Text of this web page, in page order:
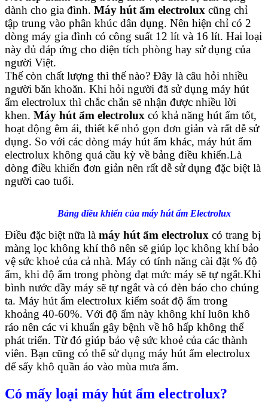
dành cho gia đình. Máy hút ẩm electrolux cũng chỉ
tập trung vào phân khúc dân dụng. Nên hiện chỉ có 2
dòng máy gia đình có công suất 12 lít và 16 lít. Hai loại
này đủ đáp ứng cho diện tích phòng hay sử dụng của
người Việt.
Thế còn chất lượng thì thế nào? Đây là câu hỏi nhiều
người băn khoăn. Khi hỏi người đã sử dụng máy hút
ẩm electrolux thì chắc chắn sẽ nhận được nhiều lời
khen. Máy hút ẩm electrolux có khả năng hút ẩm tốt,
hoạt động êm ái, thiết kế nhỏ gọn đơn giản và rất dễ sử
dụng. So với các dòng máy hút ẩm khác, máy hút ẩm
electrolux không quá cầu kỳ về bảng điều khiển.Là
dòng điều khiển đơn giản nên rất dễ sử dụng đặc biệt là
người cao tuổi.
Bảng điều khiển của máy hút ẩm Electrolux
Điều đặc biệt nữa là máy hút ẩm electrolux có trang bị
màng lọc không khí thô nên sẽ giúp lọc không khí bảo
vệ sức khoẻ của cả nhà. Máy có tính năng cài đặt % độ
ẩm, khi độ ẩm trong phòng đạt mức máy sẽ tự ngắt.Khi
bình nước đầy máy sẽ tự ngắt và có đèn báo cho chúng
ta. Máy hút ẩm electrolux kiểm soát độ ẩm trong
khoảng 40-60%. Với độ ẩm này không khí luôn khô
ráo nên các vi khuẩn gây bệnh về hô hấp không thể
phát triển. Từ đó giúp bảo vệ sức khoẻ của các thành
viên. Bạn cũng có thể sử dụng máy hút ẩm electrolux
để sấy khô quần áo vào mùa mưa ẩm.
Có mấy loại máy hút ẩm electrolux?